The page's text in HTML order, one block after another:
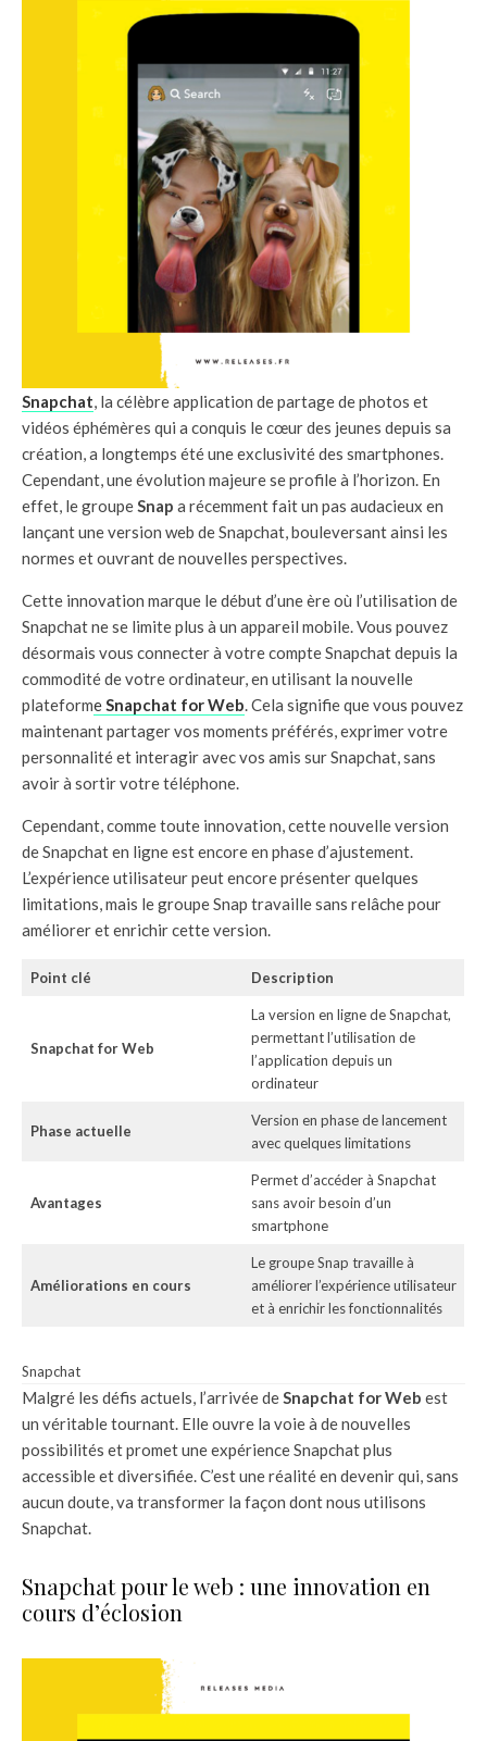
Snapchat, la célèbre application de partage de photos et
vidéos éphémères qui a conquis le cœur des jeunes depuis sa
création, a longtemps été une exclusivité des smartphones.
Cependant, une évolution majeure se profile à l’horizon. En
effet, le groupeSnap a récemment fait un pas audacieux en
lançant une version web de Snapchat, bouleversant ainsi les
normes et ouvrant de nouvelles perspectives.
Cette innovation marque le début d’une ère où l’utilisation de
Snapchat ne se limite plus à un appareil mobile. Vous pouvez
désormais vous connecter à votre compte Snapchat depuis la
commodité de votre ordinateur, en utilisant la nouvelle
plateformeSnapchat for Web. Cela signifie que vous pouvez
maintenant partager vos moments préférés, exprimer votre
personnalité et interagir avec vos amis sur Snapchat, sans
avoir à sortir votre téléphone.
Cependant, comme toute innovation, cette nouvelle version
de Snapchat en ligne est encore en phase d’ajustement.
L’expérience utilisateur peut encore présenter quelques
limitations, mais le groupe Snap travaille sans relâche pour
améliorer et enrichir cette version.
Point clé Description
Snapchat for Web
La version en ligne de Snapchat,
permettant l’utilisation de
l’application depuis un
ordinateur
Phase actuelle
Version en phase de lancement
avec quelques limitations
Avantages
Permet d’accéder à Snapchat
sans avoir besoin d’un
smartphone
Améliorations en cours
Le groupe Snap travaille à
améliorer l’expérience utilisateur
et à enrichir les fonctionnalités
Snapchat
Malgré les défis actuels, l’arrivée deSnapchat for Web est
un véritable tournant. Elle ouvre la voie à de nouvelles
possibilités et promet une expérience Snapchat plus
accessible et diversifiée. C’est une réalité en devenir qui, sans
aucun doute, va transformer la façon dont nous utilisons
Snapchat.
Snapchat pour le web : une innovation en
cours d’éclosion